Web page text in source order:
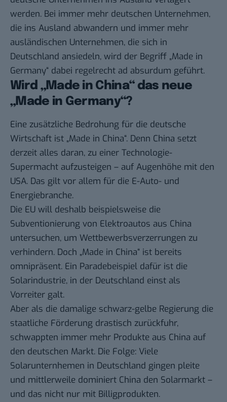
werden. Bei immer mehr deutschen Unternehmen,
die ins Ausland abwandern und immer mehr
ausländischen Unternehmen, die sich in
Deutschland ansiedeln, wird der Begriff „Made in
Germany“ dabei regelrecht ad absurdum geführt.
Wird „Made in China“ das neue
„Made in Germany“?
Eine zusätzliche Bedrohung für die deutsche
Wirtschaft ist „Made in China“. Denn China setzt
derzeit alles daran, zu einer Technologie-
Supermacht aufzusteigen – auf Augenhöhe mit den
USA. Das gilt vor allem für die E-Auto- und
Energiebranche.
Die EU will deshalb beispielsweise die
Subventionierung von Elektroautos aus China
untersuchen, um Wettbewerbsverzerrungen zu
verhindern. Doch „Made in China“ ist bereits
omnipräsent. Ein Paradebeispiel dafür ist die
Solarindustrie, in der Deutschland einst als
Vorreiter galt.
Aber als die damalige schwarz-gelbe Regierung die
staatliche Förderung drastisch zurückfuhr,
schwappten immer mehr Produkte aus China auf
den deutschen Markt. Die Folge: Viele
Solarunternhemen in Deutschland gingen pleite
und mittlerweile dominiert China den Solarmarkt –
und das nicht nur mit Billigprodukten.